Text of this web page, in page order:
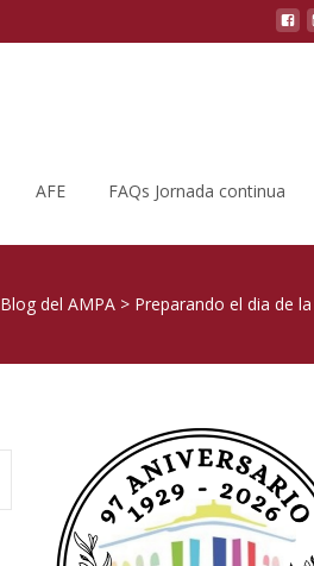
AFE FAQs Jornada continua
Blog del AMPA > Preparando el dia de